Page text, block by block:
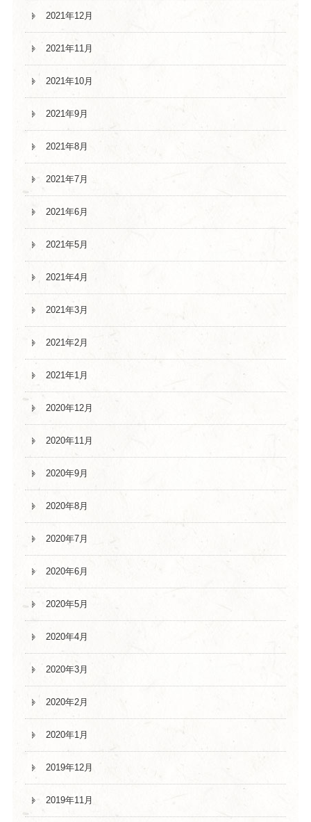
2021年12月
2021年11月
2021年10月
2021年9月
2021年8月
2021年7月
2021年6月
2021年5月
2021年4月
2021年3月
2021年2月
2021年1月
2020年12月
2020年11月
2020年9月
2020年8月
2020年7月
2020年6月
2020年5月
2020年4月
2020年3月
2020年2月
2020年1月
2019年12月
2019年11月